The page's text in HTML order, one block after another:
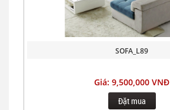
SOFA_L89
Giá: 9,500,000 VNĐ
Đặt mua